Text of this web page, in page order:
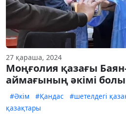
27 қараша, 2024
Моңғолия қазағы
аймағының әкімі
#Әкім #Қандас #шетелдегі
қазақтары